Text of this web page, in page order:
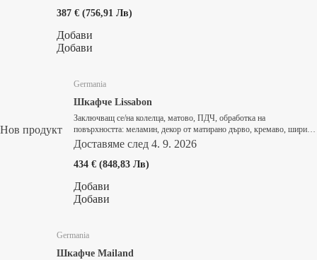
387 € (756,91 Лв)
Добави
Добави
Нов продукт
Germania
Шкафче Lissabon
Заключващ се/на колелца, матово, ПДЧ, oбработка на
повърхността: меламин, декор от матирано дърво, кремаво, ширина
41 cm, височина 60 cm, дълбочина 50 cm
Доставяме след 4. 9. 2026
434 € (848,83 Лв)
Добави
Добави
Germania
Шкафче Mailand